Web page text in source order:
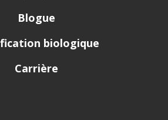
Blogue
biologique
Carrière